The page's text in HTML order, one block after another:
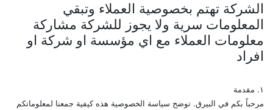
الشركة تهتم بخصوصية العملاء وتبقي
المعلومات سرية ولا يجوز للشركة مشاركة
معلومات العملاء مع اي مؤسسة او شركة او
افراد
١. مقدمة
مرحباً بكم في البيرق. توضح سياسة الخصوصية هذه كيفية جمعنا لمعلوماتكم